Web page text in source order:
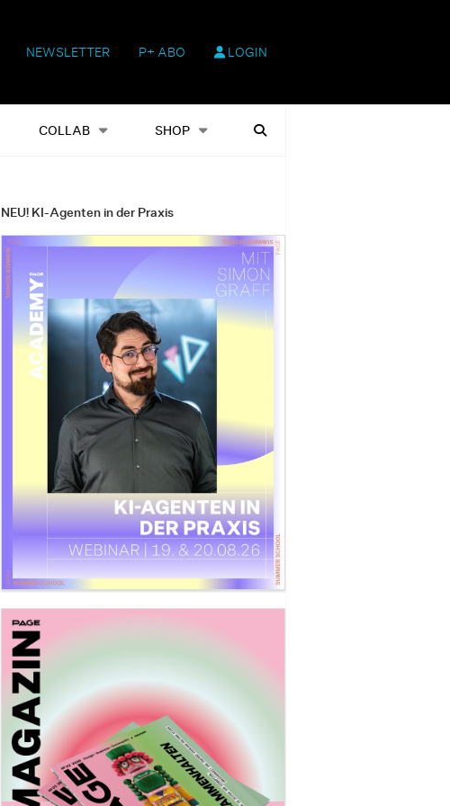
NEWSLETTER P+ ABO LOGIN
COLLAB SHOP
Shop Heftausgaben Suchen
NEU! KI-Agenten in der Praxis